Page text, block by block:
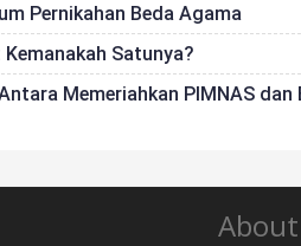
Pernikahan Beda Agama
Satunya?
Memeriahkan PIMNAS dan
About